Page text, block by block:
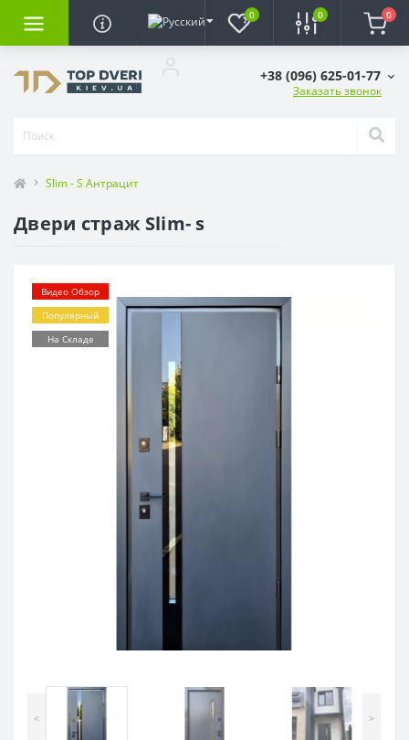
0 0 0
+38 (096) 625-01-77
Заказать звонок
Slim - S Антрацит
Двери страж Slim- s
Видео Обзор
Популярный
На Складе
< >